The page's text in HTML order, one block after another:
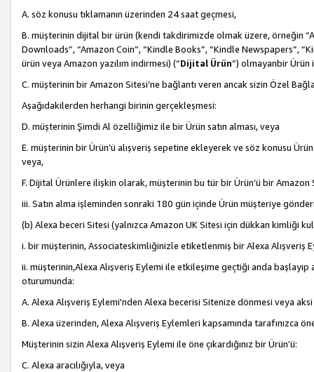
A. söz konusu tıklamanın üzerinden 24 saat geçmesi,
B. müşterinin dijital bir ürün (kendi takdirimizde olmak üzere, örneğin
Downloads”, “Amazon Coin”, “Kindle Books”, “Kindle Newspapers”,
ürün veya Amazon yazılım indirmesi) (“Dijital Ürün”) olmayanbir Ürün
C. müşterinin bir Amazon Sitesi’ne bağlantı veren ancak sizin Özel
Aşağıdakilerden herhangi birinin gerçekleşmesi:
D. müşterinin Şimdi Al özelliğimiz ile bir Ürün satın alması, veya
E. müşterinin bir Ürün’ü alışveriş sepetine ekleyerek ve söz konusu
veya,
F. Dijital Ürünlere ilişkin olarak, müşterinin bu tür bir Ürün’ü bir Amazon
iii. Satın alma işleminden sonraki 180 gün içinde Ürün müşteriye
(b) Alexa beceri Sitesi (yalnızca Amazon UK Sitesi için dükkan kimliği
i. bir müşterinin, Associateskimliğinizle etiketlenmiş bir Alexa Alışveriş
ii. müşterinin,Alexa Alışveriş Eylemi ile etkileşime geçtiği anda
oturumunda:
A. Alexa Alışveriş Eylemi'nden Alexa becerisi Sitenize dönmesi veya
B. Alexa üzerinden, Alexa Alışveriş Eylemleri kapsamında tarafınızca
Müşterinin sizin Alexa Alışveriş Eylemi ile öne çıkardığınız bir Ürün’ü:
C. Alexa aracılığıyla, veya